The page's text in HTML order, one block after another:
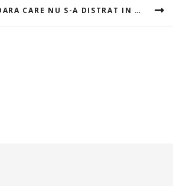
PROFESOARA CARE NU S-A DISTRAT IN VACANTA